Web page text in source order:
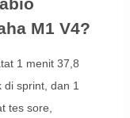
M1 V4?
1 menit 37,8
sprint, dan 1
tes sore,